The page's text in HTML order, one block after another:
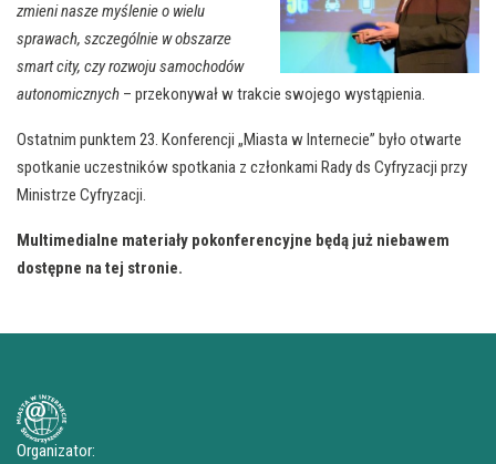
zmieni nasze myślenie o wielu
sprawach, szczególnie w obszarze
smart city, czy rozwoju samochodów
autonomicznych – przekonywał w trakcie swojego wystąpienia.
Ostatnim punktem 23. Konferencji „Miasta w Internecie” było otwarte
spotkanie uczestników spotkania z członkami Rady ds Cyfryzacji przy
Ministrze Cyfryzacji.
Multimedialne materiały pokonferencyjne będą już niebawem
dostępne na tej stronie.
Organizator: